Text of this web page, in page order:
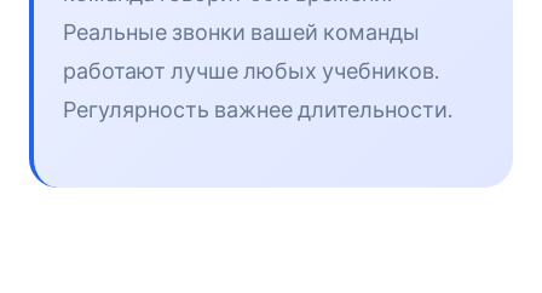
Реальные звонки вашей команды
работают лучше любых учебников.
Регулярность важнее длительности.